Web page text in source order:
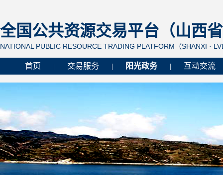
全国公共资源交易平台（山西
NATIONAL PUBLIC RESOURCE TRADING PLATFORM（SHANXI ·
首页 交易服务 阳光政务 互动交流